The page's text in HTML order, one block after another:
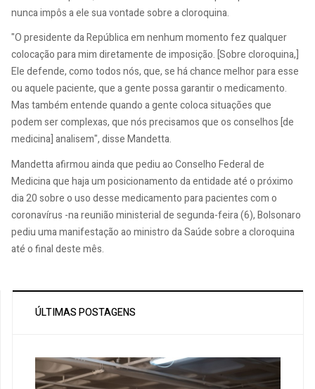
nunca impôs a ele sua vontade sobre a cloroquina.
"O presidente da República em nenhum momento fez qualquer
colocação para mim diretamente de imposição. [Sobre cloroquina,]
Ele defende, como todos nós, que, se há chance melhor para esse
ou aquele paciente, que a gente possa garantir o medicamento.
Mas também entende quando a gente coloca situações que
podem ser complexas, que nós precisamos que os conselhos [de
medicina] analisem", disse Mandetta.
Mandetta afirmou ainda que pediu ao Conselho Federal de
Medicina que haja um posicionamento da entidade até o próximo
dia 20 sobre o uso desse medicamento para pacientes com o
coronavírus -na reunião ministerial de segunda-feira (6), Bolsonaro
pediu uma manifestação ao ministro da Saúde sobre a cloroquina
até o final deste mês.
ÚLTIMAS POSTAGENS